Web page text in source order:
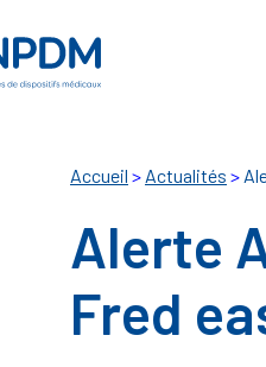
Accueil > Actualités >
Alerte
Fred